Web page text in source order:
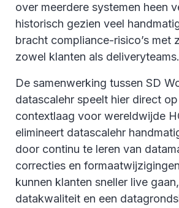
over meerdere systemen heen
historisch gezien veel
bracht compliance-risico’s met
zowel klanten als deliveryteams.
De samenwerking tussen SD
datascalehr speelt hier direct
contextlaag voor wereldwijde
elimineert datascalehr
door continu te leren van
correcties en
kunnen klanten sneller live
datakwaliteit en een